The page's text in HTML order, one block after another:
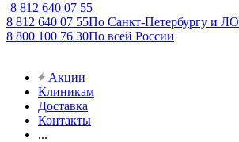
8 812 640 07 55
8 812 640 07 55По Санкт-Петербургу и ЛО
8 800 100 76 30По всей России
Акции
Клиникам
Доставка
Контакты
...